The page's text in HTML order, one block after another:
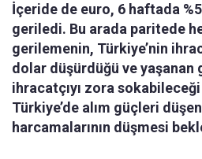
İçeride de euro, 6 haftada
geriledi. Bu arada paritede
gerilemenin, Türkiye’nin
dolar düşürdüğü ve yaşanan
ihracatçıyı zora
Türkiye’de alım güçleri
harcamalarının düşmesi